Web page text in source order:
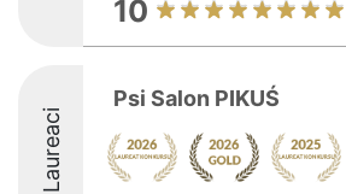
10
Laureaci
Psi Salon PIKUŚ